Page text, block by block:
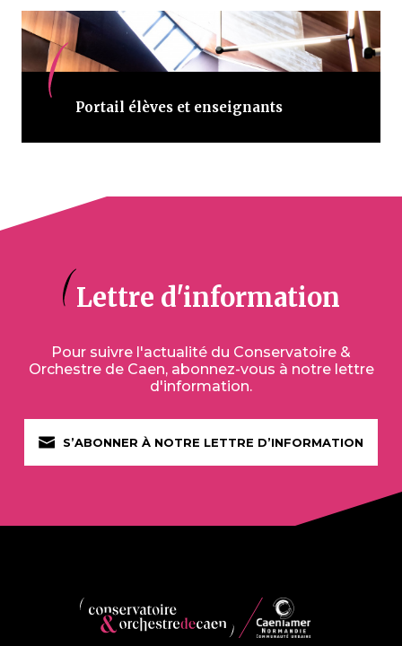
Portail élèves et enseignants
Lettre d'information
Pour suivre l'actualité du Conservatoire &
Orchestre de Caen, abonnez-vous à notre lettre
d'information.
S’ABONNER À NOTRE LETTRE D’INFORMATION